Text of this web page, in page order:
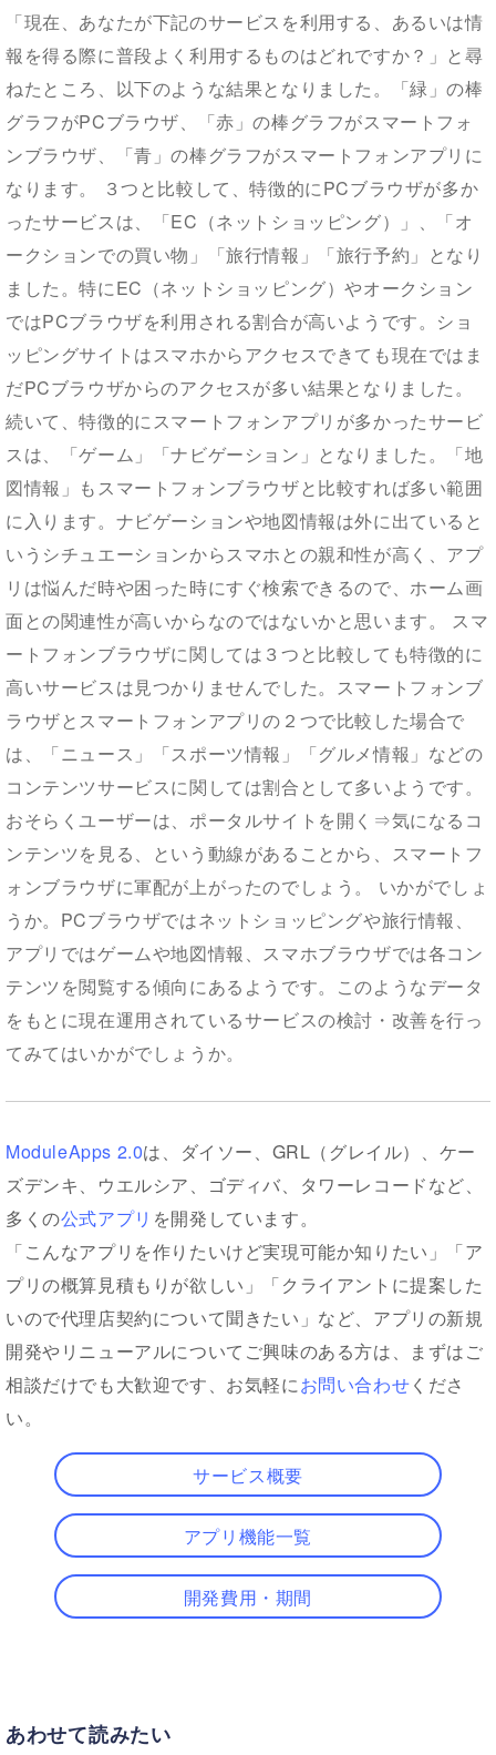
「現在、あなたが下記のサービスを利用する、あるいは情
報を得る際に普段よく利用するものはどれですか？」と尋
ねたところ、以下のような結果となりました。「緑」の棒
グラフがPCブラウザ、「赤」の棒グラフがスマートフォ
ンブラウザ、「青」の棒グラフがスマートフォンアプリに
なります。 ３つと比較して、特徴的にPCブラウザが多か
ったサービスは、「EC（ネットショッピング）」、「オ
ークションでの買い物」「旅行情報」「旅行予約」となり
ました。特にEC（ネットショッピング）やオークション
ではPCブラウザを利用される割合が高いようです。ショ
ッピングサイトはスマホからアクセスできても現在ではま
だPCブラウザからのアクセスが多い結果となりました。
続いて、特徴的にスマートフォンアプリが多かったサービ
スは、「ゲーム」「ナビゲーション」となりました。「地
図情報」もスマートフォンブラウザと比較すれば多い範囲
に入ります。ナビゲーションや地図情報は外に出ていると
いうシチュエーションからスマホとの親和性が高く、アプ
リは悩んだ時や困った時にすぐ検索できるので、ホーム画
面との関連性が高いからなのではないかと思います。 スマ
ートフォンブラウザに関しては３つと比較しても特徴的に
高いサービスは見つかりませんでした。スマートフォンブ
ラウザとスマートフォンアプリの２つで比較した場合で
は、「ニュース」「スポーツ情報」「グルメ情報」などの
コンテンツサービスに関しては割合として多いようです。
おそらくユーザーは、ポータルサイトを開く⇒気になるコ
ンテンツを見る、という動線があることから、スマートフ
ォンブラウザに軍配が上がったのでしょう。 いかがでしょ
うか。PCブラウザではネットショッピングや旅行情報、
アプリではゲームや地図情報、スマホブラウザでは各コン
テンツを閲覧する傾向にあるようです。このようなデータ
をもとに現在運用されているサービスの検討・改善を行っ
てみてはいかがでしょうか。
ModuleApps 2.0は、ダイソー、GRL（グレイル）、ケー
ズデンキ、ウエルシア、ゴディバ、タワーレコードなど、
多くの公式アプリ を開発しています。
「こんなアプリを作りたいけど実現可能か知りたい」「ア
プリの概算見積もりが欲しい」「クライアントに提案した
いので代理店契約について聞きたい」など、アプリの新規
開発やリニューアルについてご興味のある方は、まずはご
相談だけでも大歓迎です、お気軽にお問い合わせくださ
い。
サービス概要
アプリ機能一覧
開発費用・期間
あわせて読みたい